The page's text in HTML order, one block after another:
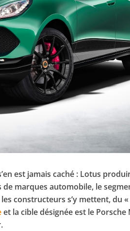
est jamais caché : Lotus
marques automobile, le
constructeurs s’y mettent, du
et la cible désignée est le Porsche